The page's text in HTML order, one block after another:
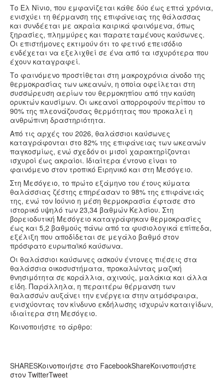
Το Ελ Νίνιο, που εμφανίζεται κάθε δύο έως επτά χρόνια,
ενισχύει τη θέρμανση της επιφάνειας της θάλασσας
και συνδέεται με ακραία καιρικά φαινόμενα, όπως
ξηρασίες, πλημμύρες και παρατεταμένους καύσωνες.
Οι επιστήμονες εκτιμούν ότι το φετινό επεισόδιο
ενδέχεται να εξελιχθεί σε ένα από τα ισχυρότερα που
έχουν καταγραφεί.
Το φαινόμενο προστίθεται στη μακροχρόνια άνοδο της
θερμοκρασίας των ωκεανών, η οποία οφείλεται στη
συσσώρευση αερίων του θερμοκηπίου από την καύση
ορυκτών καυσίμων. Οι ωκεανοί απορροφούν περίπου το
90% της πλεονάζουσας θερμότητας που προκαλεί η
ανθρώπινη δραστηριότητα.
Από τις αρχές του 2026, θαλάσσιοι καύσωνες
καταγράφονται στο 82% της επιφάνειας των ωκεανών
παγκοσμίως, ενώ σχεδόν οι μισοί χαρακτηρίζονται
ισχυροί έως ακραίοι. Ιδιαίτερα έντονο είναι το
φαινόμενο στον τροπικό Ειρηνικό και στη Μεσόγειο.
Στη Μεσόγειο, το πρώτο εξάμηνο του έτους κύματα
θαλάσσιας ζέστης επηρέασαν το 98% της επιφάνειάς
της, ενώ τον Ιούνιο η μέση θερμοκρασία έφτασε στο
ιστορικό υψηλό των 23,34 βαθμών Κελσίου. Στη
βορειοδυτική Μεσόγειο καταγράφηκαν θερμοκρασίες
έως και 5,2 βαθμούς πάνω από τα φυσιολογικά επίπεδα,
εξέλιξη που αποδίδεται σε μεγάλο βαθμό στον
πρόσφατο ευρωπαϊκό καύσωνα.
Οι θαλάσσιοι καύσωνες ασκούν έντονες πιέσεις στα
θαλάσσια οικοσυστήματα, προκαλώντας μαζική
θνησιμότητα σε κοράλλια, αχινούς, μαλάκια και άλλα
είδη. Παράλληλα, η περαιτέρω θέρμανση των
θαλασσών αυξάνει την ενέργεια στην ατμόσφαιρα,
ενισχύοντας τον κίνδυνο εκδήλωσης ισχυρών καταιγίδων,
ιδιαίτερα στη Μεσόγειο.
Κοινοποιήστε το άρθρο:
SHARESΚοινοποιήστε στο FacebookShareΚοινοποιήστε
στον TwitterTweet